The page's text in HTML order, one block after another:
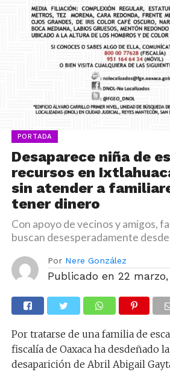
PORTADA
Desaparece niña de
recursos en
sin atender a
tener dinero
Con apoyo de vecinos y amigos,
buscan desesperadamente
Por Nere González
Publicado en 22
Por tratarse de una familia de
fiscalía de Oaxaca ha desdeñado
desaparición de Abril Abigail